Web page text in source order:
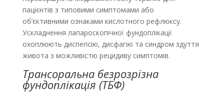
пацієнтів з типовими симптомами або
об’єктивними ознаками кислотного рефлюксу.
Ускладнення лапароскопічної фундоплікації
охоплюють диспепсію, дисфагію та синдром здуття
живота з можливістю рецидиву симптомів.
Трансоральна безрозрізна
фундоплікація (ТБФ)